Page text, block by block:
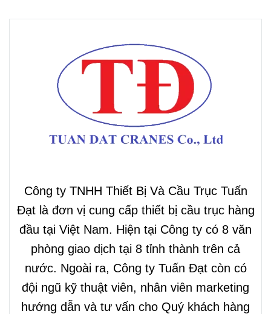
Công ty TNHH Thiết Bị Và Cầu Trục Tuấn
Đạt là đơn vị cung cấp thiết bị cầu trục hàng
đầu tại Việt Nam. Hiện tại Công ty có 8 văn
phòng giao dịch tại 8 tỉnh thành trên cả
nước. Ngoài ra, Công ty Tuấn Đạt còn có
đội ngũ kỹ thuật viên, nhân viên marketing
hướng dẫn và tư vấn cho Quý khách hàng